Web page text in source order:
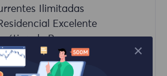
Ilimitadas
Excelente
de Proxy